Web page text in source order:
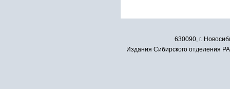
630090, г.
Издания Сибирского отделения